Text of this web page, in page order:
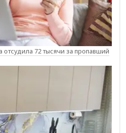
72 тысячи за пропавший